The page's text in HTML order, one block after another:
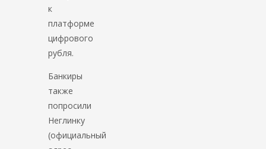
к
платформе
цифрового
рубля.
Банкиры
также
попросили
Неглинку
(официальный